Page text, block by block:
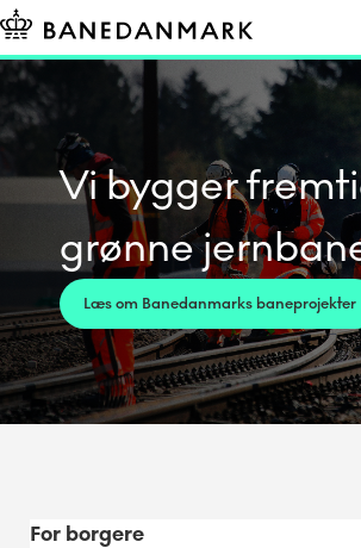
Vi bygger
grønne
For borgere